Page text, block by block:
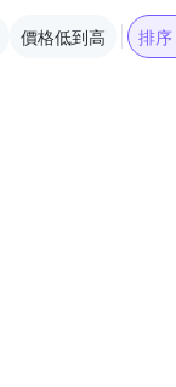
價格低到高 排序